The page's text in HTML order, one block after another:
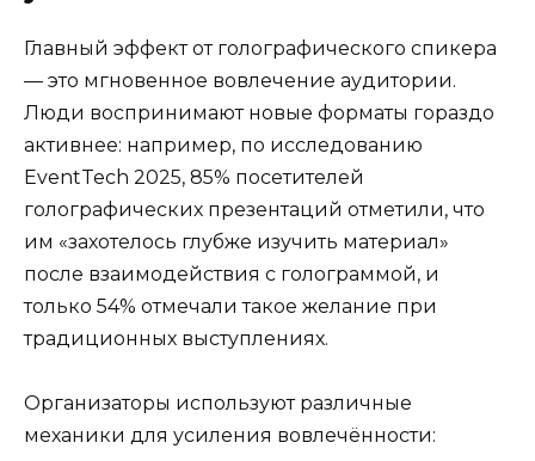
Главный эффект от голографического спикера
— это мгновенное вовлечение аудитории.
Люди воспринимают новые форматы гораздо
активнее: например, по исследованию
EventTech 2025, 85% посетителей
голографических презентаций отметили, что
им «захотелось глубже изучить материал»
после взаимодействия с голограммой, и
только 54% отмечали такое желание при
традиционных выступлениях.
Организаторы используют различные
механики для усиления вовлечённости: